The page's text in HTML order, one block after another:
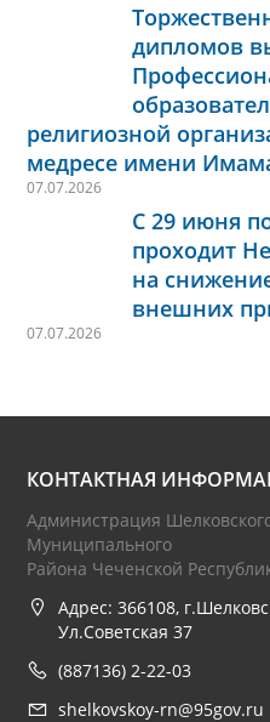
дипломов
религиозной
медресе имени
07.07.2026
С 29 июня
проходит
на
внешних
07.07.2026
КОНТАКТНАЯ
Администрация
Муниципального
Района Чеченской
Адрес: 366108,
Ул.Советская 37
(887136) 2-22-03
shelkovskoy-rn@95gov.ru